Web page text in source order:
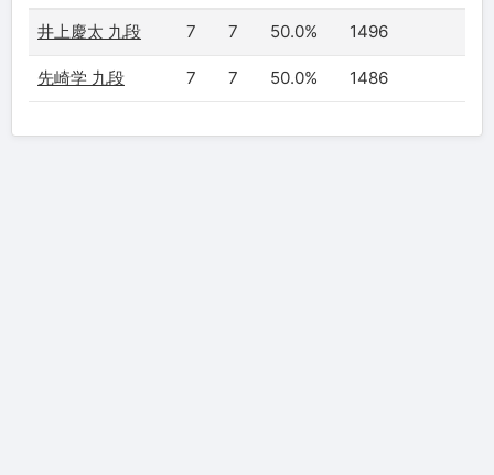
井上慶太 九段 7 7 50.0% 1496
先崎学 九段 7 7 50.0% 1486